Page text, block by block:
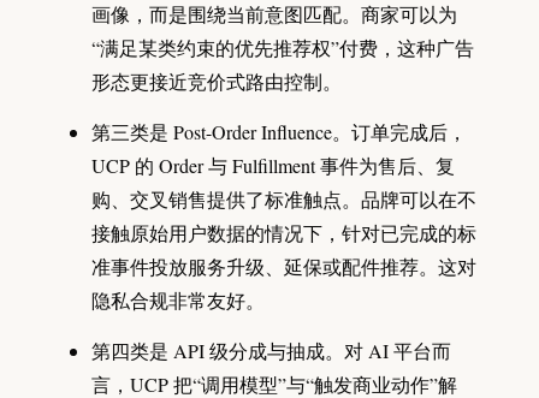
画像，而是围绕当前意图匹配。商家可以为
“满足某类约束的优先推荐权”付费，这种广告
形态更接近竞价式路由控制。
第三类是 Post-Order Influence。订单完成后，
UCP 的 Order 与 Fulfillment 事件为售后、复
购、交叉销售提供了标准触点。品牌可以在不
接触原始用户数据的情况下，针对已完成的标
准事件投放服务升级、延保或配件推荐。这对
隐私合规非常友好。
第四类是 API 级分成与抽成。对 AI 平台而
言，UCP 把“调用模型”与“触发商业动作”解